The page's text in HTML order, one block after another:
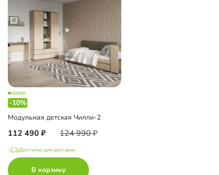
-10%
Модульная детская Чилли-2
112 490 124 990
Доступно для доставки
В корзину